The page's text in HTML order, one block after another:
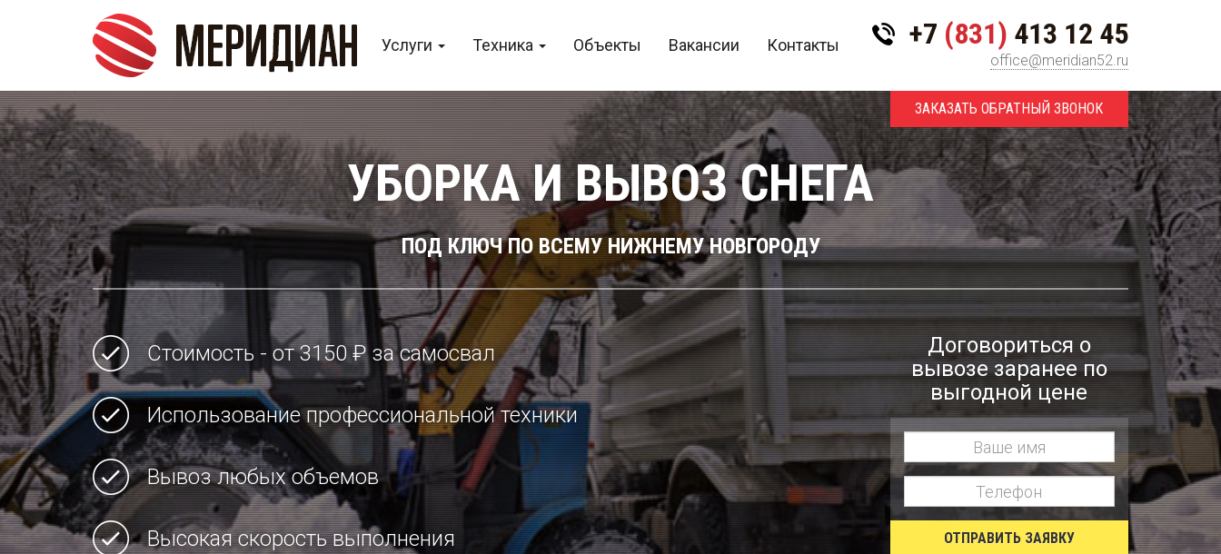
+7 (831) 413 12 45
office@meridian52.ru
Услуги Техника Объекты Вакансии Контакты
ЗАКАЗАТЬ ОБРАТНЫЙ ЗВОНОК
УБОРКА И ВЫВОЗ СНЕГА
ПОД КЛЮЧ ПО ВСЕМУ НИЖНЕМУ НОВГОРОДУ
Стоимость - от 3150 ₽ за самосвал
Использование профессиональной техники
Вывоз любых объемов
Высокая скорость выполнения
Договориться о
вывозе заранее по
выгодной цене
ОТПРАВИТЬ ЗАЯВКУ